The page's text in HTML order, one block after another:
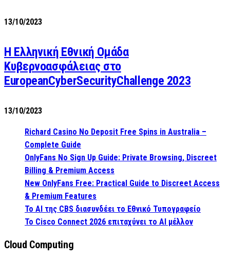
13/10/2023
Η Ελληνική Εθνική Ομάδα
Κυβερνοασφάλειας στο
EuropeanCyberSecurityChallenge 2023
13/10/2023
Richard Casino No Deposit Free Spins in Australia –
Complete Guide
OnlyFans No Sign Up Guide: Private Browsing, Discreet
Billing & Premium Access
New OnlyFans Free: Practical Guide to Discreet Access
& Premium Features
Το AI της CBS διασυνδέει το Εθνικό Τυπογραφείο
Το Cisco Connect 2026 επιταχύνει το AI μέλλον
Cloud Computing